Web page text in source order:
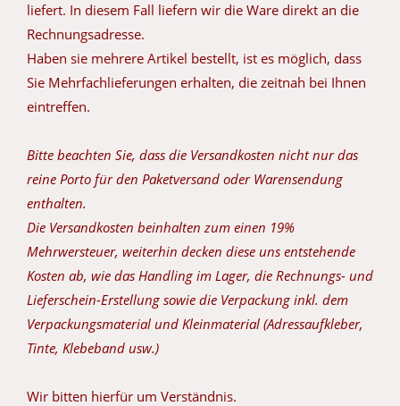
liefert. In diesem Fall liefern wir die Ware direkt an die
Rechnungsadresse.
Haben sie mehrere Artikel bestellt, ist es möglich, dass
Sie Mehrfachlieferungen erhalten, die zeitnah bei Ihnen
eintreffen.
Bitte beachten Sie, dass die Versandkosten nicht nur das
reine Porto für den Paketversand oder Warensendung
enthalten.
Die Versandkosten beinhalten zum einen 19%
Mehrwersteuer, weiterhin decken diese uns entstehende
Kosten ab, wie das Handling im Lager, die Rechnungs- und
Lieferschein-Erstellung sowie die Verpackung inkl. dem
Verpackungsmaterial und Kleinmaterial (Adressaufkleber,
Tinte, Klebeband usw.)
Wir bitten hierfür um Verständnis.